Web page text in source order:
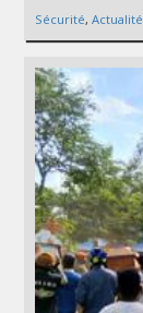
Sécurité, Actualité